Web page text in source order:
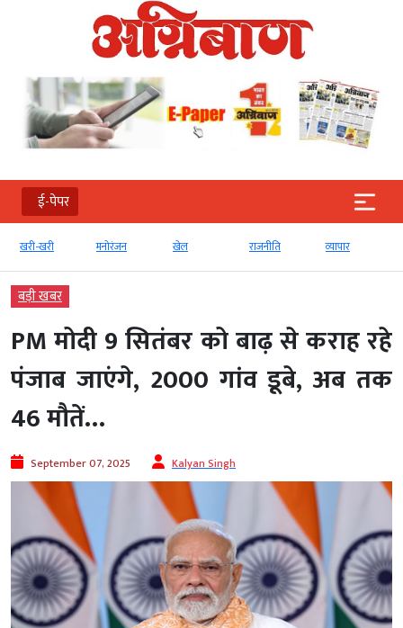
ई-पेपर
खरी-खरी मनोरंजन खेल राजनीति व्‍यापार
बड़ी खबर
PM मोदी 9 सितंबर को बाढ़ से कराह रहे
पंजाब जाएंगे, 2000 गांव डूबे, अब तक
46 मौतें…
September 07, 2025 Kalyan Singh